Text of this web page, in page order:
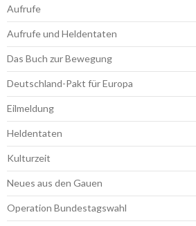
Aufrufe
Aufrufe und Heldentaten
Das Buch zur Bewegung
Deutschland-Pakt für Europa
Eilmeldung
Heldentaten
Kulturzeit
Neues aus den Gauen
Operation Bundestagswahl